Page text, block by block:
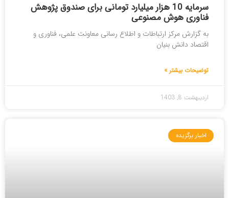
سرمایه‌ 10 هزار میلیارد تومانی برای صندوق پژوهش
فناوری هوش مصنوعی
به گزارش مرکز ارتباطات و اطلاع رسانی معاونت علمی، فناوری و
اقتصاد دانش بنیان
توضیحات بیشتر »
اردیبهشت 8, 1403
اخبار برگزیده